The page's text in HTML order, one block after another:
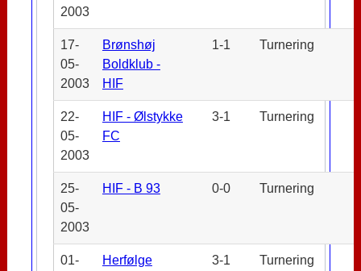
2003
17-
05-
2003
Brønshøj
Boldklub -
HIF
1-1 Turnering
22-
05-
2003
HIF - Ølstykke
FC
3-1 Turnering
25-
05-
2003
HIF - B 93 0-0 Turnering
01-
Herfølge
3-1 Turnering